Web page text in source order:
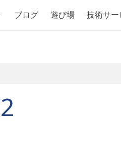
ブログ 遊び場 技術サー